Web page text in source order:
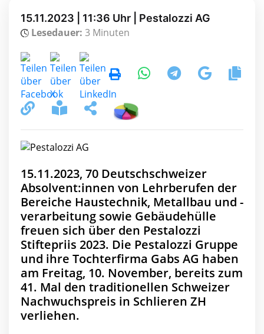
15.11.2023 | 11:36 Uhr | Pestalozzi AG
Lesedauer: 3 Minuten
15.11.2023, 70 Deutschschweizer
Absolvent:innen von Lehrberufen der
Bereiche Haustechnik, Metallbau und -
verarbeitung sowie Gebäudehülle
freuen sich über den Pestalozzi
Stiftepriis 2023. Die Pestalozzi Gruppe
und ihre Tochterfirma Gabs AG haben
am Freitag, 10. November, bereits zum
41. Mal den traditionellen Schweizer
Nachwuchspreis in Schlieren ZH
verliehen.